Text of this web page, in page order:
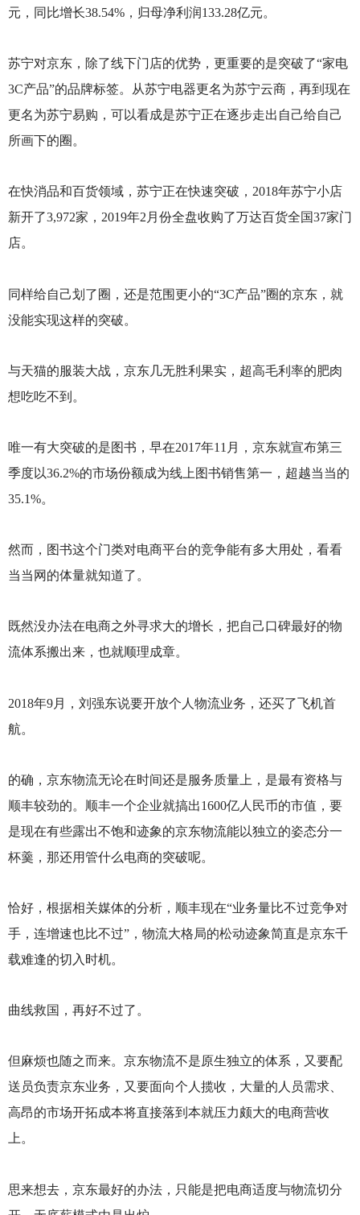
元，同比增长38.54%，归母净利润133.28亿元。
苏宁对京东，除了线下门店的优势，更重要的是突破了“家电
3C产品”的品牌标签。从苏宁电器更名为苏宁云商，再到现在
更名为苏宁易购，可以看成是苏宁正在逐步走出自己给自己
所画下的圈。
在快消品和百货领域，苏宁正在快速突破，2018年苏宁小店
新开了3,972家，2019年2月份全盘收购了万达百货全国37家门
店。
同样给自己划了圈，还是范围更小的“3C产品”圈的京东，就
没能实现这样的突破。
与天猫的服装大战，京东几无胜利果实，超高毛利率的肥肉
想吃吃不到。
唯一有大突破的是图书，早在2017年11月，京东就宣布第三
季度以36.2%的市场份额成为线上图书销售第一，超越当当的
35.1%。
然而，图书这个门类对电商平台的竞争能有多大用处，看看
当当网的体量就知道了。
既然没办法在电商之外寻求大的增长，把自己口碑最好的物
流体系搬出来，也就顺理成章。
2018年9月，刘强东说要开放个人物流业务，还买了飞机首
航。
的确，京东物流无论在时间还是服务质量上，是最有资格与
顺丰较劲的。顺丰一个企业就搞出1600亿人民币的市值，要
是现在有些露出不饱和迹象的京东物流能以独立的姿态分一
杯羹，那还用管什么电商的突破呢。
恰好，根据相关媒体的分析，顺丰现在“业务量比不过竞争对
手，连增速也比不过”，物流大格局的松动迹象简直是京东千
载难逢的切入时机。
曲线救国，再好不过了。
但麻烦也随之而来。京东物流不是原生独立的体系，又要配
送员负责京东业务，又要面向个人揽收，大量的人员需求、
高昂的市场开拓成本将直接落到本就压力颇大的电商营收
上。
思来想去，京东最好的办法，只能是把电商适度与物流切分